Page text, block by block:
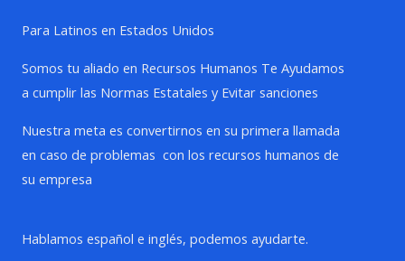
Para Latinos en Estados Unidos
Somos tu aliado en Recursos Humanos Te Ayudamos
a cumplir las Normas Estatales y Evitar sanciones
Nuestra meta es convertirnos en su primera llamada
en caso de problemas con los recursos humanos de
su empresa
Hablamos español e inglés, podemos ayudarte.